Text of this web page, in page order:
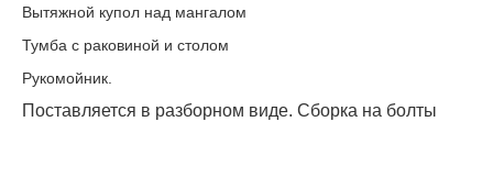
Вытяжной купол над мангалом
Тумба с раковиной и столом
Рукомойник.
Поставляется в разборном виде. Сборка на болты